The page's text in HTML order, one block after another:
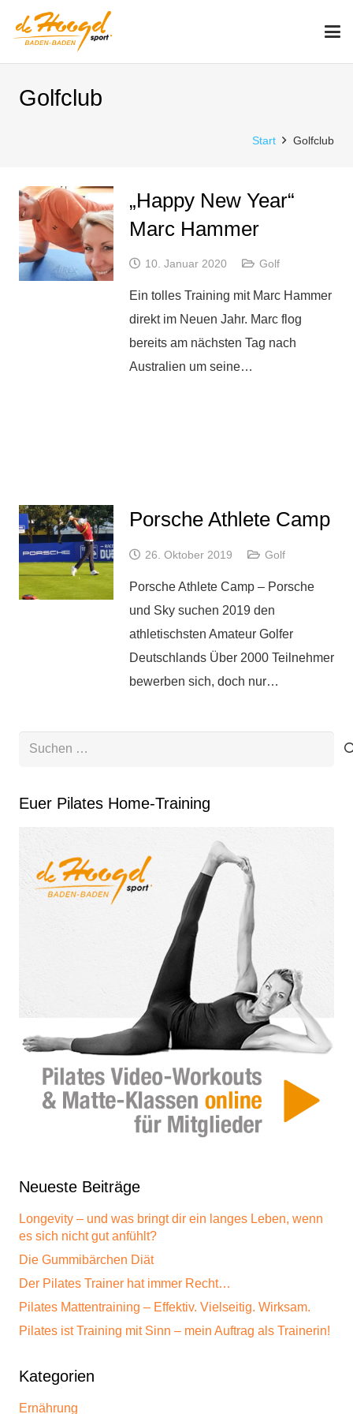
Golfclub
Start Golfclub
„Happy New Year“
Marc Hammer
10. Januar 2020 Golf
Ein tolles Training mit Marc Hammer
direkt im Neuen Jahr. Marc flog
bereits am nächsten Tag nach
Australien um seine…
Porsche Athlete Camp
26. Oktober 2019 Golf
Porsche Athlete Camp – Porsche
und Sky suchen 2019 den
athletischsten Amateur Golfer
Deutschlands Über 2000 Teilnehmer
bewerben sich, doch nur…
Suchen
Euer Pilates Home-Training
Neueste Beiträge
Longevity – und was bringt dir ein langes Leben, wenn
es sich nicht gut anfühlt?
Die Gummibärchen Diät
Der Pilates Trainer hat immer Recht…
Pilates Mattentraining – Effektiv. Vielseitig. Wirksam.
Pilates ist Training mit Sinn – mein Auftrag als Trainerin!
Kategorien
Ernährung